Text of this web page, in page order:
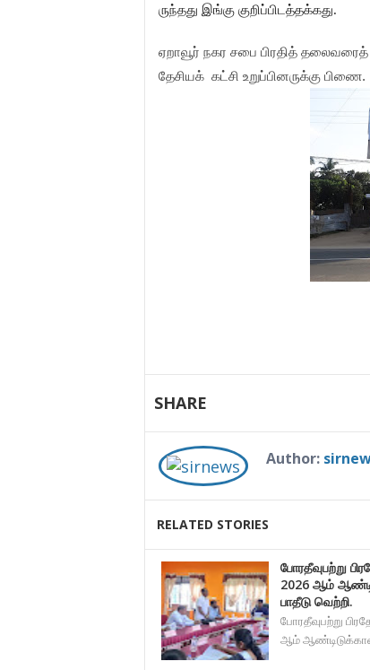
ருந்தது இங்கு குறிப்பிடத்தக்கது.
ஏறாவூர் நகர சபை பிரதித் தலைவரைத்
தேசியக் கட்சி உறுப்பினருக்கு பிணை.
SHARE
Author:
RELATED STORIES
போரதீவுபற்று
2026 ஆம்
பாதீடு வெற்றி.
போரதீவுபற்று
ஆம்